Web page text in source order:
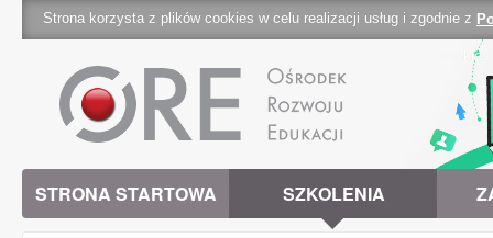
Strona korzysta z plików cookies w celu realizacji usług i zgodnie z
STRONA STARTOWA SZKOLENIA